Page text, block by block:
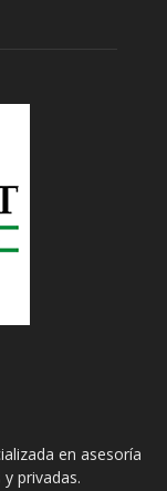
en asesoría
privadas.